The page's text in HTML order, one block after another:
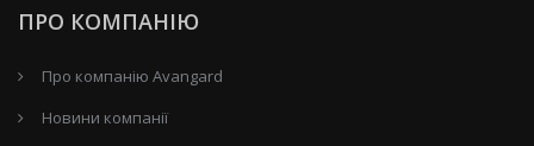
ПРО КОМПАНІЮ
Про компанію Avangard
Новини компанії